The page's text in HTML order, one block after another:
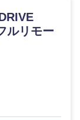
ルリモー